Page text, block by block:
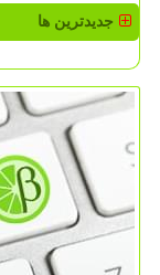
جدیدترین ها